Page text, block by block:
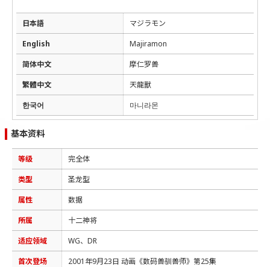
日本語
マジラモン
English
Majiramon
简体中文
摩仁罗兽
繁體中文
天龍獸
한국어
마니라몬
基本资料
等级
完全体
类型
圣龙型
属性
数据
所属
十二神将
适应领域
WG、DR
首次登场
2001年9月23日 动画《数码兽驯兽师》第25集